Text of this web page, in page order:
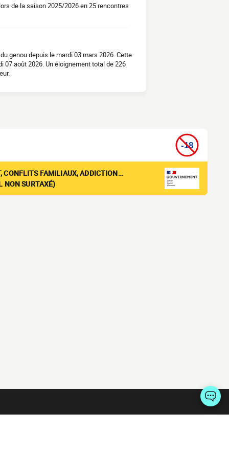
de la saison 2025/2026 en 25 rencontres
genou depuis le mardi 03 mars 2026. Cette
07 août 2026. Un éloignement total de 226
CONFLITS FAMILIAUX, ADDICTION…
NON SURTAXÉ)